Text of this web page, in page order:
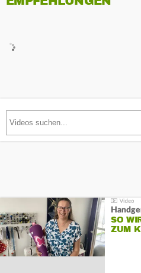
SO
ZUM